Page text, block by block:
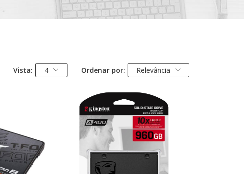
Vista: 4 Ordenar por: Relevância